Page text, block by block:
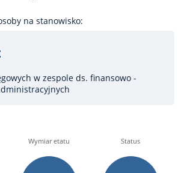
na stanowisko:
w zespole ds. finansowo -
Wymiar etatu Status